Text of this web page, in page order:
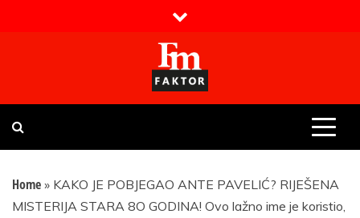
Faktor magazin
Uvijek presudan
Home » KAKO JE POBJEGAO ANTE PAVELIĆ? RIJEŠENA
MISTERIJA STARA 8O GODINA! Ovo lažno ime je koristio,